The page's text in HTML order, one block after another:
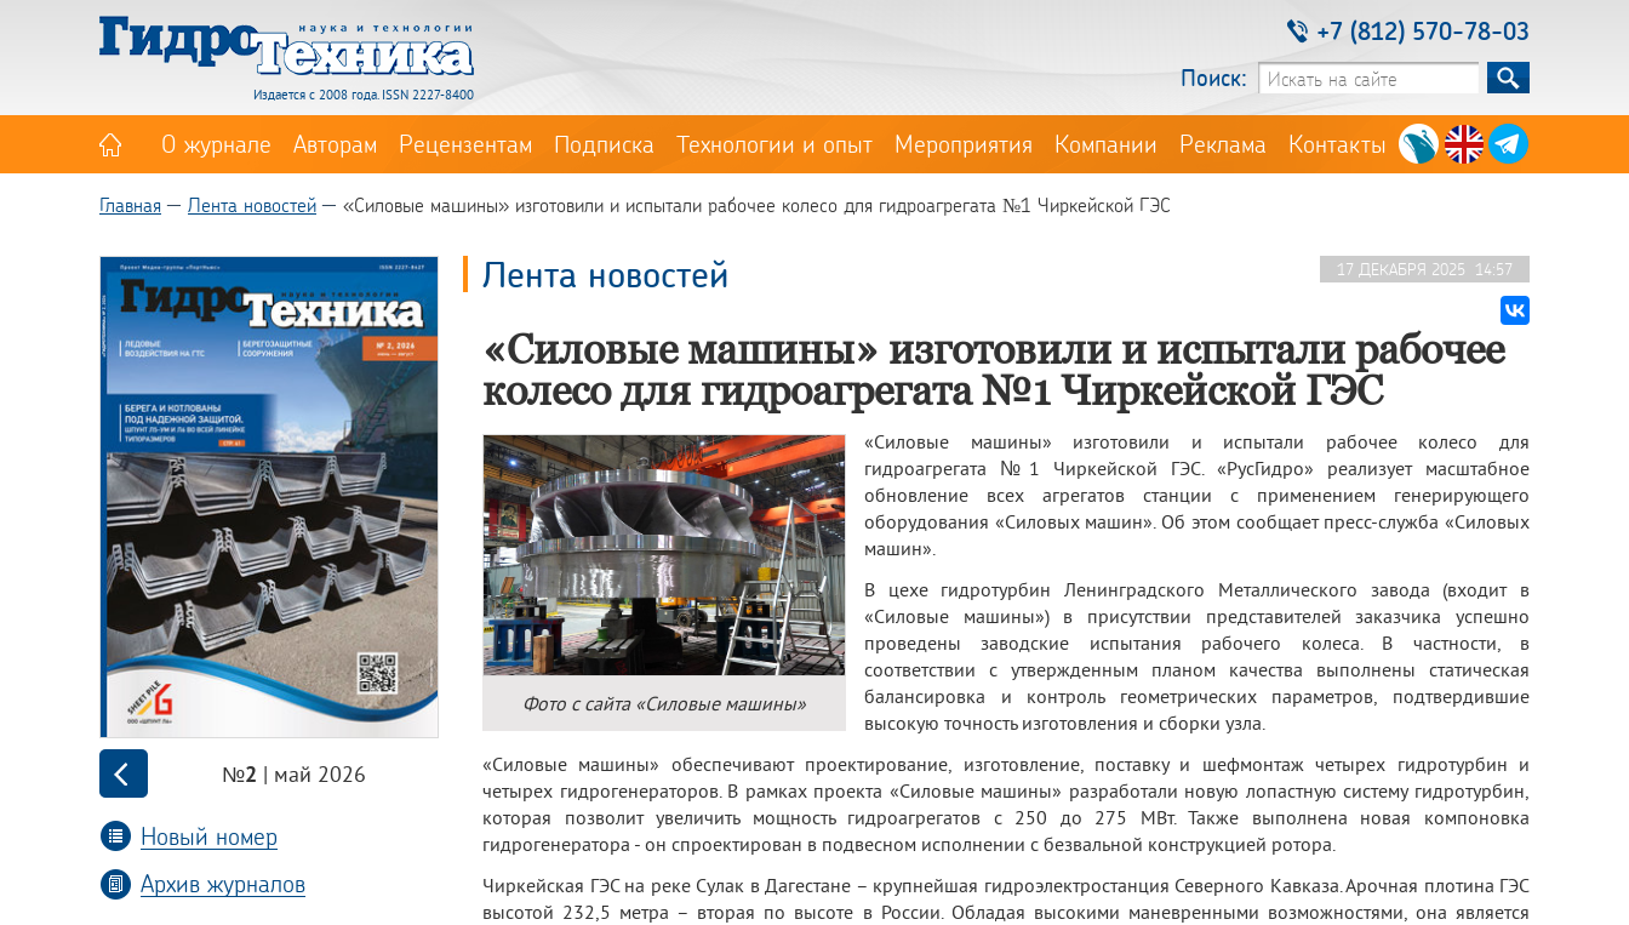
Издается с 2008 года. ISSN 2227-8400
+7 (812) 570-78-03
Поиск:
О журнале Авторам Рецензентам Подписка Технологии и опыт Мероприятия Компании Реклама Контакты
Главная Лента новостей «Силовые машины» изготовили и испытали рабочее колесо для гидроагрегата №1 Чиркейской ГЭС
№2 | май 2026
Новый номер
Архив журналов
17 ДЕКАБРЯ 2025 14:57
Лента новостей
«Силовые машины» изготовили и испытали рабочее
колесо для гидроагрегата №1 Чиркейской ГЭС
Фото с сайта «Силовые машины»
«Силовые машины» изготовили и испытали рабочее колесо для
гидроагрегата №1 Чиркейской ГЭС. «РусГидро» реализует масштабное
обновление всех агрегатов станции с применением генерирующего
оборудования «Силовых машин». Об этом сообщает пресс-служба «Силовых
машин».
В цехе гидротурбин Ленинградского Металлического завода (входит в
«Силовые машины») в присутствии представителей заказчика успешно
проведены заводские испытания рабочего колеса. В частности, в
соответствии с утвержденным планом качества выполнены статическая
балансировка и контроль геометрических параметров, подтвердившие
высокую точность изготовления и сборки узла.
«Силовые машины» обеспечивают проектирование, изготовление, поставку и шефмонтаж четырех гидротурбин и
четырех гидрогенераторов. В рамках проекта «Силовые машины» разработали новую лопастную систему гидротурбин,
которая позволит увеличить мощность гидроагрегатов с 250 до 275 МВт. Также выполнена новая компоновка
гидрогенератора - он спроектирован в подвесном исполнении с безвальной конструкцией ротора.
Чиркейская ГЭС на реке Сулак в Дагестане – крупнейшая гидроэлектростанция Северного Кавказа. Арочная плотина ГЭС
высотой 232,5 метра – вторая по высоте в России. Обладая высокими маневренными возможностями, она является